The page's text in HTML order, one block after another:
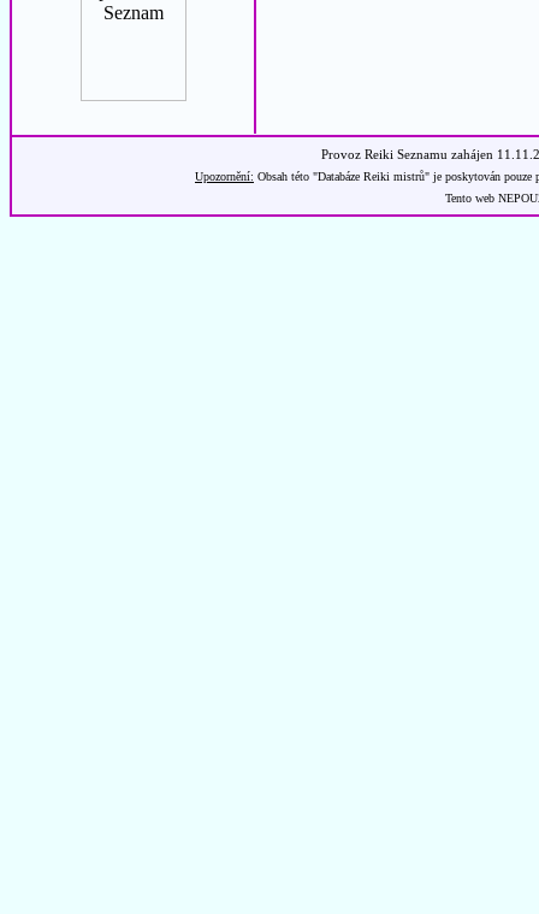
Provoz Reiki Seznamu zahájen
Upozornění: Obsah této "Databáze Reiki mistrů" je poskytován
Tento web